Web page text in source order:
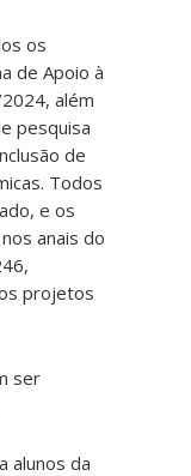
os
de Apoio à
além
pesquisa
de
Todos
e os
anais do
projetos
ser
alunos da